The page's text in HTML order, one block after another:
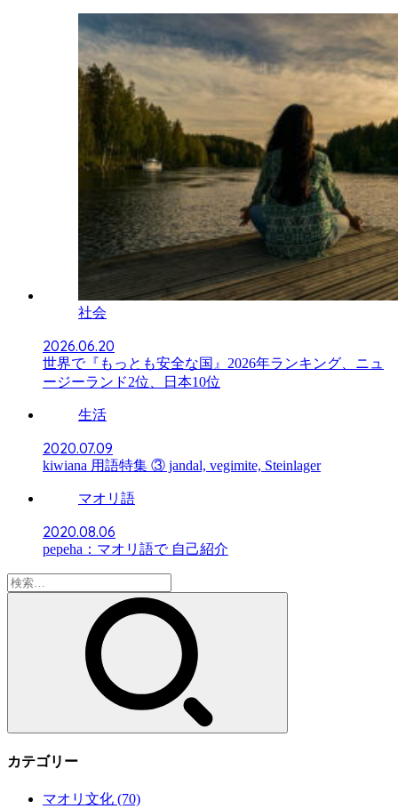
社会
2026.06.20
世界で『もっとも安全な国』2026年ランキング、ニュ
ージーランド2位、日本10位
生活
2020.07.09
kiwiana 用語特集 ③ jandal, vegimite, Steinlager
マオリ語
2020.08.06
pepeha：マオリ語で 自己紹介
検
索:
カテゴリー
マオリ文化 (70)